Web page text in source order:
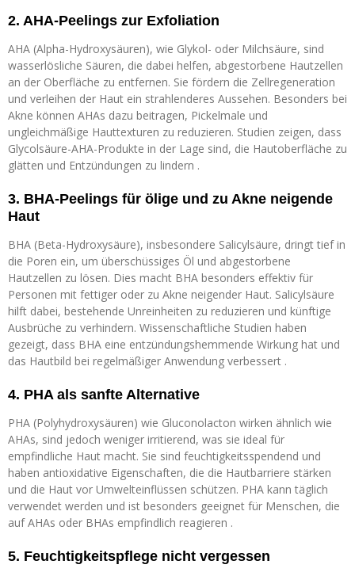
2. AHA-Peelings zur Exfoliation
AHA (Alpha-Hydroxysäuren), wie Glykol- oder Milchsäure, sind
wasserlösliche Säuren, die dabei helfen, abgestorbene Hautzellen
an der Oberfläche zu entfernen. Sie fördern die Zellregeneration
und verleihen der Haut ein strahlenderes Aussehen. Besonders bei
Akne können AHAs dazu beitragen, Pickelmale und
ungleichmäßige Hauttexturen zu reduzieren. Studien zeigen, dass
Glycolsäure-AHA-Produkte in der Lage sind, die Hautoberfläche zu
glätten und Entzündungen zu lindern .
3. BHA-Peelings für ölige und zu Akne neigende
Haut
BHA (Beta-Hydroxysäure), insbesondere Salicylsäure, dringt tief in
die Poren ein, um überschüssiges Öl und abgestorbene
Hautzellen zu lösen. Dies macht BHA besonders effektiv für
Personen mit fettiger oder zu Akne neigender Haut. Salicylsäure
hilft dabei, bestehende Unreinheiten zu reduzieren und künftige
Ausbrüche zu verhindern. Wissenschaftliche Studien haben
gezeigt, dass BHA eine entzündungshemmende Wirkung hat und
das Hautbild bei regelmäßiger Anwendung verbessert .
4. PHA als sanfte Alternative
PHA (Polyhydroxysäuren) wie Gluconolacton wirken ähnlich wie
AHAs, sind jedoch weniger irritierend, was sie ideal für
empfindliche Haut macht. Sie sind feuchtigkeitsspendend und
haben antioxidative Eigenschaften, die die Hautbarriere stärken
und die Haut vor Umwelteinflüssen schützen. PHA kann täglich
verwendet werden und ist besonders geeignet für Menschen, die
auf AHAs oder BHAs empfindlich reagieren .
5. Feuchtigkeitspflege nicht vergessen